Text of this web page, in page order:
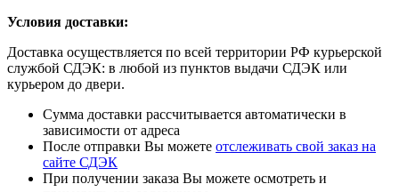
Условия доставки:
Доставка осуществляется по всей территории РФ курьерской
службой СДЭК: в любой из пунктов выдачи СДЭК или
курьером до двери.
Сумма доставки рассчитывается автоматически в
зависимости от адреса
После отправки Вы можете отслеживать свой заказ на
сайте СДЭК
При получении заказа Вы можете осмотреть и